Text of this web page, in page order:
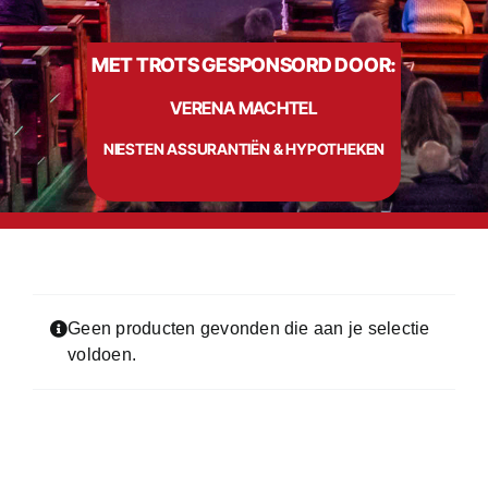
MET TROTS GESPONSORD DOOR:
VERENA MACHTEL
NIESTEN ASSURANTIËN & HYPOTHEKEN
Info
Contact
Geen producten gevonden die aan je selectie
voldoen.